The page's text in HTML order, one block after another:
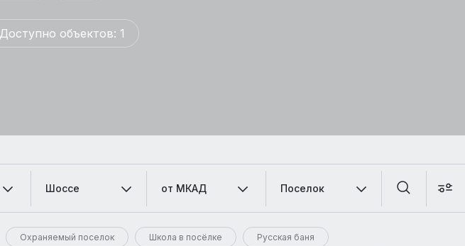
Доступно объектов: 1
Шоссе от МКАД Поселок
Охраняемый поселок Школа в посёлке Русская баня